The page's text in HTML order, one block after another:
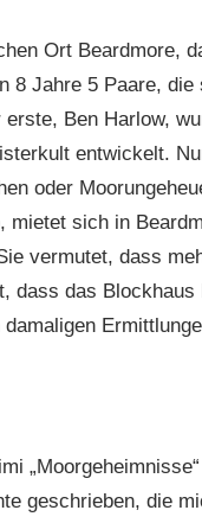
Ort Beardmore,
8 Jahre 5 Paare,
Ben Harlow,
entwickelt.
oder
mietet sich in
vermutet, dass
dass das
geschrieben, die